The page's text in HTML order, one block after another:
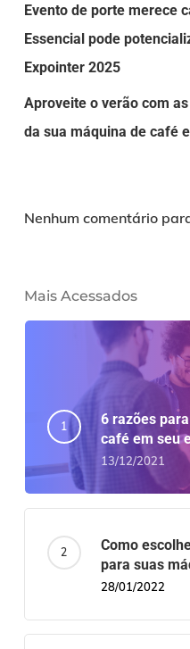
Evento de porte merece
Essencial pode
Expointer 2025
Aproveite o verão com
da sua máquina de café
Nenhum comentário
Mais Acessados
6 razões
café em seu
13/12/2021
Como
para suas
28/01/2022